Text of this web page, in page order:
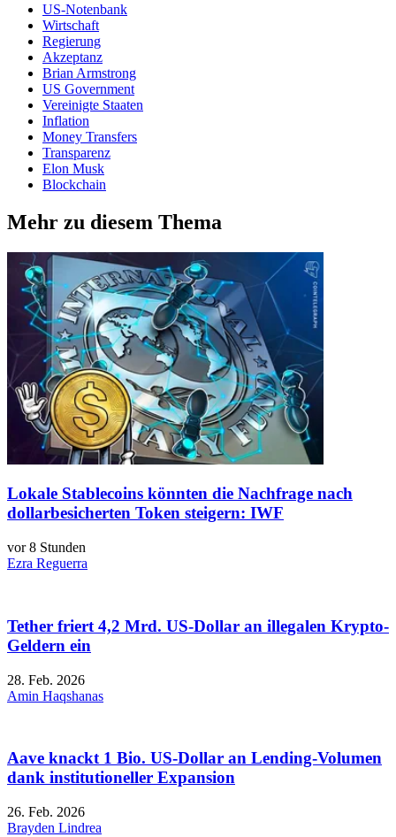
US-Notenbank
Wirtschaft
Regierung
Akzeptanz
Brian Armstrong
US Government
Vereinigte Staaten
Inflation
Money Transfers
Transparenz
Elon Musk
Blockchain
Mehr zu diesem Thema
Lokale Stablecoins könnten die Nachfrage nach
dollarbesicherten Token steigern: IWF
vor 8 Stunden
Ezra Reguerra
Tether friert 4,2 Mrd. US-Dollar an illegalen Krypto-
Geldern ein
28. Feb. 2026
Amin Haqshanas
Aave knackt 1 Bio. US-Dollar an Lending-Volumen
dank institutioneller Expansion
26. Feb. 2026
Brayden Lindrea